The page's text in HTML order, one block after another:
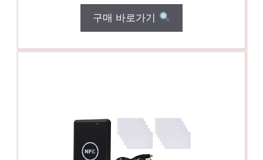
구매 바로가기